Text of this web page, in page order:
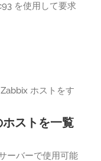
を使用して要求
ホストをす
ストを一覧
ーバーで使用可能